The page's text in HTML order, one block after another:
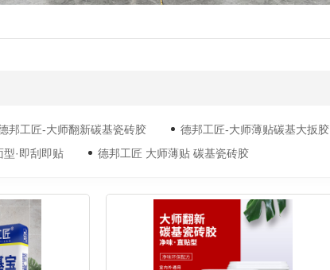
邦工匠-大师翻新碳基瓷砖胶 德邦工匠-大师薄贴碳基大扳胶
·即刮即贴
德邦工匠 大师薄贴 碳基瓷砖胶